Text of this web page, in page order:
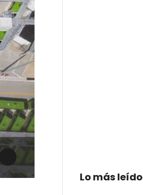
Lo más leído